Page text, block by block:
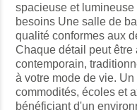
spacieuse et
besoins Une salle de
qualité conformes aux
Chaque détail peut
contemporain,
à votre mode de vie.
commodités, écoles et
bénéficiant d'un